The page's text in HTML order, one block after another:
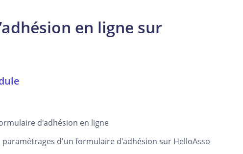
en ligne sur
d'adhésion en ligne
d'un formulaire d'adhésion sur HelloAsso